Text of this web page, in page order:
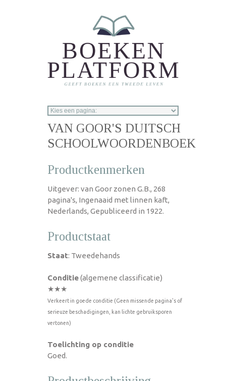
VAN GOOR'S DUITSCH
SCHOOLWOORDENBOEK
Productkenmerken
Uitgever: van Goor zonen G.B., 268
pagina's, Ingenaaid met linnen kaft,
Nederlands, Gepubliceerd in 1922.
Productstaat
Staat: Tweedehands
Conditie(algemene classificatie)
★★★
Verkeert in goede conditie (Geen missende pagina's of
serieuze beschadigingen, kan lichte gebruiksporen
vertonen)
Toelichting op conditie
Goed.